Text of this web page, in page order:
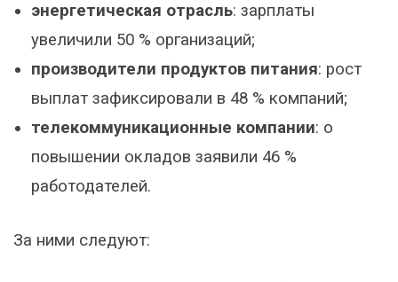
энергетическая отрасль: зарплаты
увеличили 50 % организаций;
производители продуктов питания: рост
выплат зафиксировали в 48 % компаний;
телекоммуникационные компании: о
повышении окладов заявили 46 %
работодателей.
За ними следуют: